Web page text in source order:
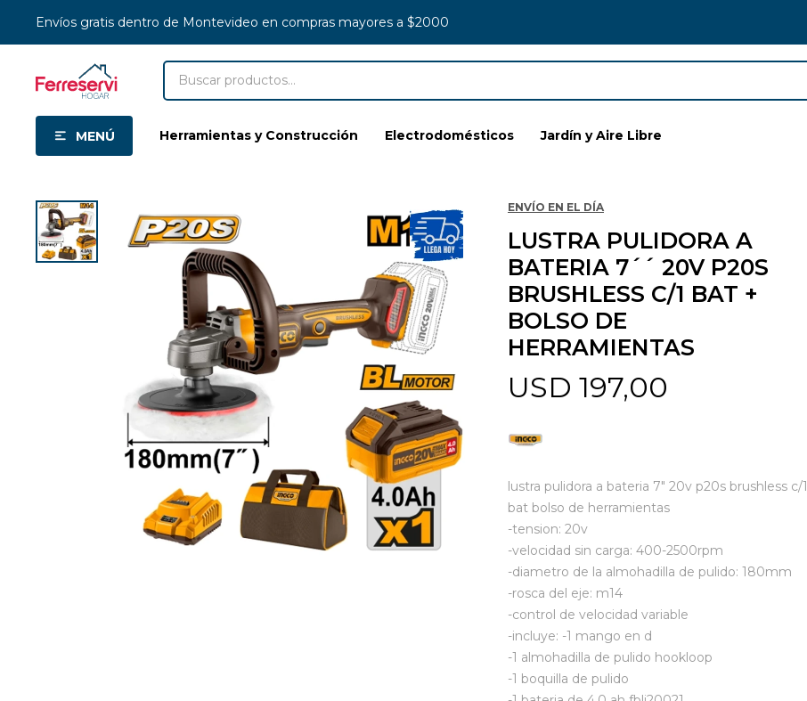
MENÚ Herramientas y Construcción Electrodomésticos Jardín y Aire Libre
Envíos gratis dentro de Montevideo en compras mayores a $2000
ENVÍO EN EL DÍA
LUSTRA PULIDORA A
BATERIA 7´´ 20V P20S
BRUSHLESS C/1 BAT +
BOLSO DE
HERRAMIENTAS
USD 197,00
lustra pulidora a bateria 7" 20v p20s brushless c/1
bat bolso de herramientas
-tension: 20v
-velocidad sin carga: 400-2500rpm
-diametro de la almohadilla de pulido: 180mm
-rosca del eje: m14
-control de velocidad variable
-incluye: -1 mango en d
-1 almohadilla de pulido hookloop
-1 boquilla de pulido